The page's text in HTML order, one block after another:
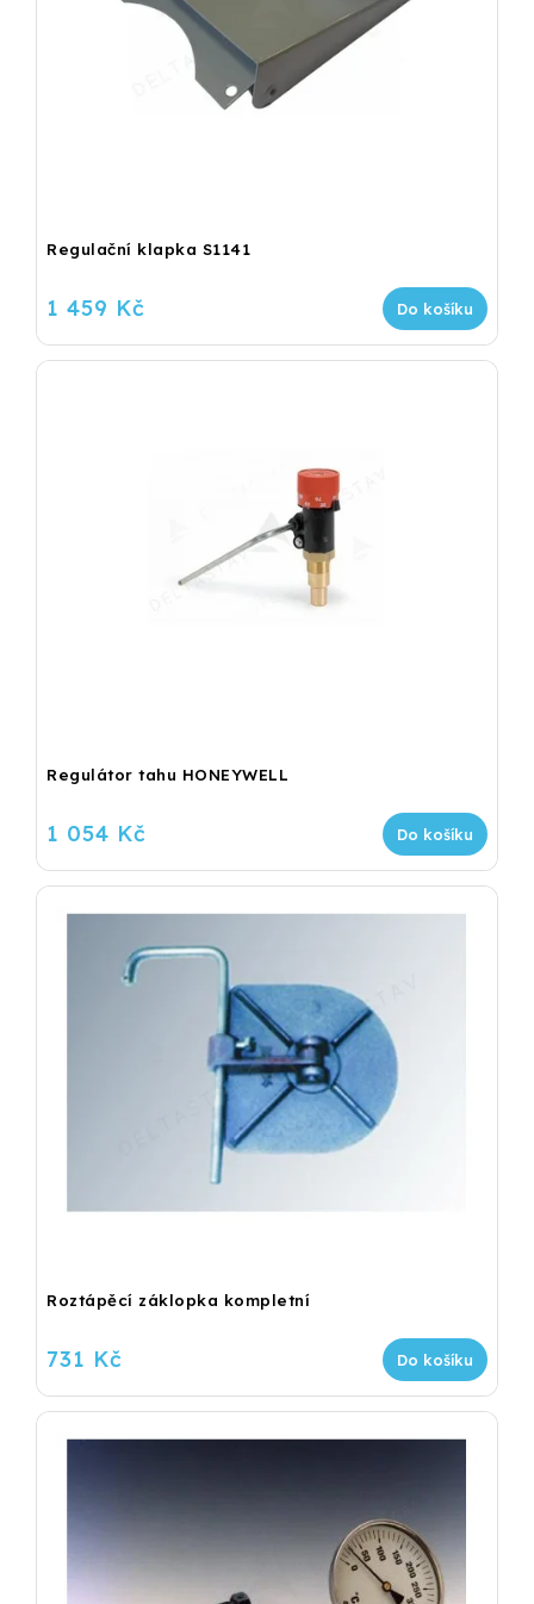
Regulační klapka S1141
1 459 Kč Do košíku
Regulátor tahu HONEYWELL
1 054 Kč Do košíku
Roztápěcí záklopka kompletní
731 Kč Do košíku